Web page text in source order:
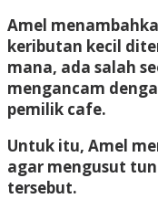
Amel
keributan kecil
mana, ada salah
mengancam
pemilik cafe.
Untuk itu, Amel
agar mengusut
tersebut.